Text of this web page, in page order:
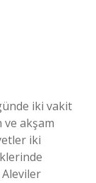
iki vakit
ve akşam
iki